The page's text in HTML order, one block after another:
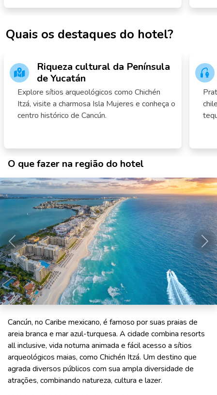
Quais os destaques do hotel?
Riqueza cultural da Península
de Yucatán
Explore sítios arqueológicos como Chichén
Itzá, visite a charmosa Isla Mujeres e conheça o
centro histórico de Cancún.
O que fazer na região do hotel
Anterior
Cancún, no Caribe mexicano, é famoso por suas praias de
areia branca e mar azul-turquesa. A cidade combina resorts
all inclusive, vida noturna animada e fácil acesso a sítios
arqueológicos maias, como Chichén Itzá. Um destino que
agrada diversos públicos com sua ampla diversidade de
atrações, combinando natureza, cultura e lazer.